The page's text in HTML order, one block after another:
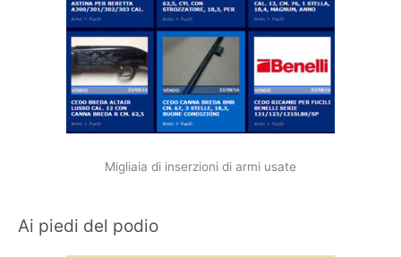
Migliaia di inserzioni di armi usate
Ai piedi del podio